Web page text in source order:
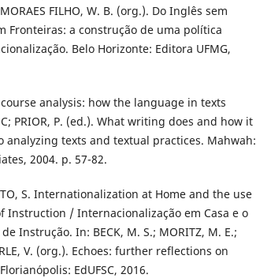
FILHO, W. B. (org.). Do Inglês sem
Fronteiras: a construção de uma política
Belo Horizonte: Editora UFMG,
analysis: how the language in texts
PRIOR, P. (ed.). What writing does and how it
texts and textual practices. Mahwah:
2004. p. 57-82.
S. Internationalization at Home and the use
Instruction / Internacionalização em Casa e o
Instrução. In: BECK, M. S.; MORITZ, M. E.;
V. (org.). Echoes: further reflections on
EdUFSC, 2016.